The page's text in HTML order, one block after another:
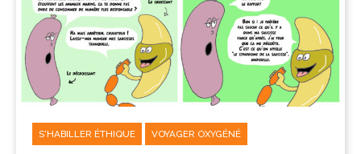
S'HABILLER ÉTHIQUE VOYAGER OXYGÉNÉ